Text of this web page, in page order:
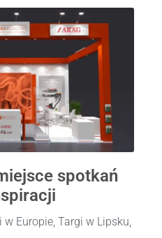
spotkań
w Europie, Targi w Lipsku,